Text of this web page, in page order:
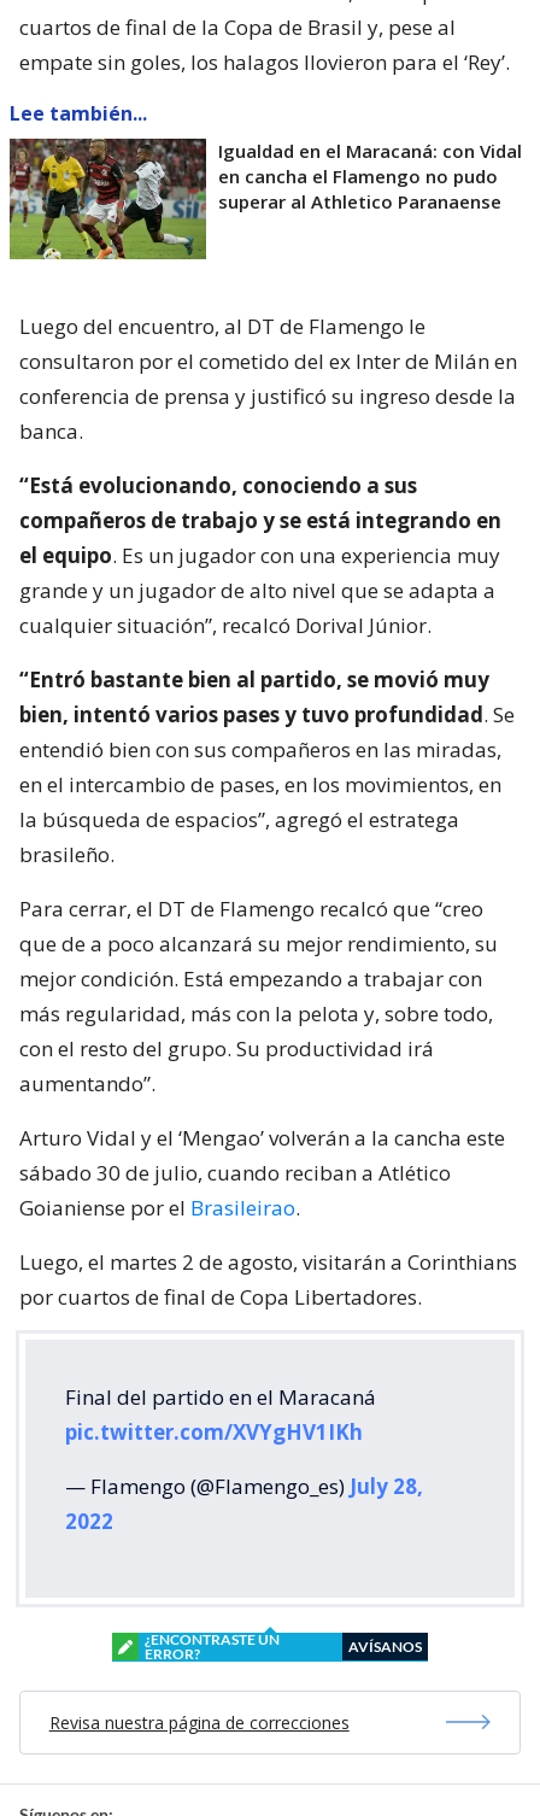
cuartos de final de la Copa de Brasil y, pese al
empate sin goles, los halagos llovieron para el ‘Rey’.
Lee también...
Igualdad en el Maracaná: con Vidal
en cancha el Flamengo no pudo
superar al Athletico Paranaense
Luego del encuentro, al DT de Flamengo le
consultaron por el cometido del ex Inter de Milán en
conferencia de prensa y justificó su ingreso desde la
banca.
“Está evolucionando, conociendo a sus
compañeros de trabajo y se está integrando en
el equipo. Es un jugador con una experiencia muy
grande y un jugador de alto nivel que se adapta a
cualquier situación”, recalcó Dorival Júnior.
“Entró bastante bien al partido, se movió muy
bien, intentó varios pases y tuvo profundidad. Se
entendió bien con sus compañeros en las miradas,
en el intercambio de pases, en los movimientos, en
la búsqueda de espacios”, agregó el estratega
brasileño.
Para cerrar, el DT de Flamengo recalcó que “creo
que de a poco alcanzará su mejor rendimiento, su
mejor condición. Está empezando a trabajar con
más regularidad, más con la pelota y, sobre todo,
con el resto del grupo. Su productividad irá
aumentando”.
Arturo Vidal y el ‘Mengao’ volverán a la cancha este
sábado 30 de julio, cuando reciban a Atlético
Goianiense por el Brasileirao.
Luego, el martes 2 de agosto, visitarán a Corinthians
por cuartos de final de Copa Libertadores.
Final del partido en el Maracaná
pic.twitter.com/XVYgHV1IKh
— Flamengo (@Flamengo_es) July 28,
2022
¿ENCONTRASTE UN
ERROR?
AVÍSANOS
Revisa nuestra página de correcciones